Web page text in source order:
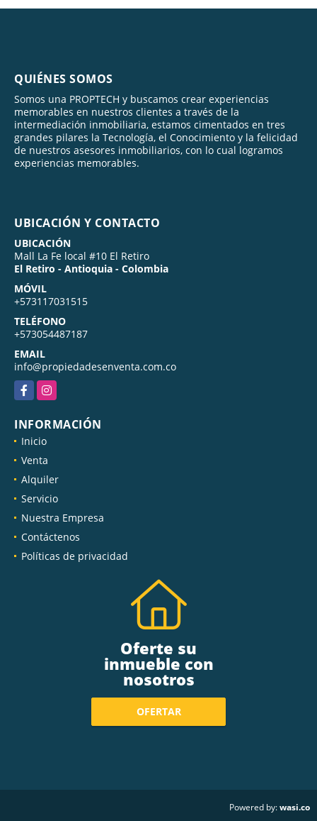
QUIÉNES SOMOS
Somos una PROPTECH y buscamos crear experiencias
memorables en nuestros clientes a través de la
intermediación inmobiliaria, estamos cimentados en tres
grandes pilares la Tecnología, el Conocimiento y la felicidad
de nuestros asesores inmobiliarios, con lo cual logramos
experiencias memorables.
UBICACIÓN Y CONTACTO
UBICACIÓN
Mall La Fe local #10 El Retiro
El Retiro - Antioquia - Colombia
MÓVIL
+573117031515
TELÉFONO
+573054487187
EMAIL
info@propiedadesenventa.com.co
FacebookInstagram
INFORMACIÓN
Inicio
Venta
Alquiler
Servicio
Nuestra Empresa
Contáctenos
Políticas de privacidad
Oferte su
inmueble con
nosotros
OFERTAR
Powered by:wasi.co